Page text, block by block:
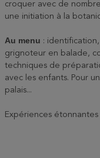
croquer avec de
une initiation à la
Au menu :
grignoteur en balade,
techniques de
avec les enfants. Pour
palais...
Expériences